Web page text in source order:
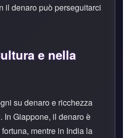
il denaro può perseguitarci
e nella
su denaro e ricchezza
In Giappone, il denaro è
mentre in India la